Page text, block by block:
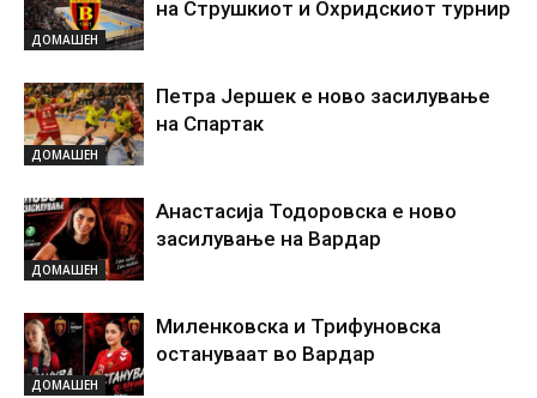
ДОМАШЕН
на Струшкиот и Охридскиот турнир
ДОМАШЕН
Петра Јершек е ново засилување
на Спартак
ДОМАШЕН
Анастасија Тодоровска е ново
засилување на Вардар
ДОМАШЕН
Миленковска и Трифуновска
остануваат во Вардар